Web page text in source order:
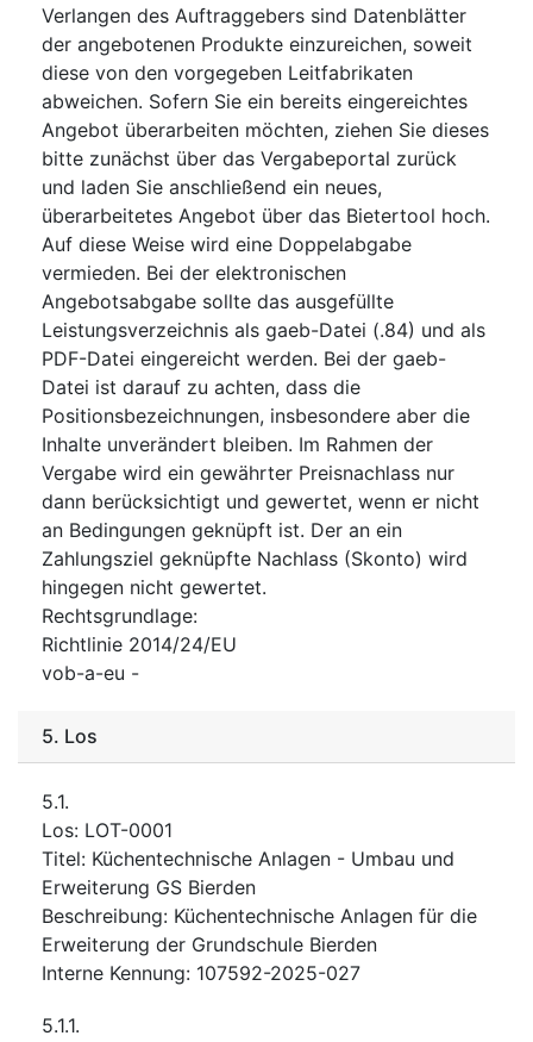
Verlangen des Auftraggebers sind Datenblätter
der angebotenen Produkte einzureichen, soweit
diese von den vorgegeben Leitfabrikaten
abweichen. Sofern Sie ein bereits eingereichtes
Angebot überarbeiten möchten, ziehen Sie dieses
bitte zunächst über das Vergabeportal zurück
und laden Sie anschließend ein neues,
überarbeitetes Angebot über das Bietertool hoch.
Auf diese Weise wird eine Doppelabgabe
vermieden. Bei der elektronischen
Angebotsabgabe sollte das ausgefüllte
Leistungsverzeichnis als gaeb-Datei (.84) und als
PDF-Datei eingereicht werden. Bei der gaeb-
Datei ist darauf zu achten, dass die
Positionsbezeichnungen, insbesondere aber die
Inhalte unverändert bleiben. Im Rahmen der
Vergabe wird ein gewährter Preisnachlass nur
dann berücksichtigt und gewertet, wenn er nicht
an Bedingungen geknüpft ist. Der an ein
Zahlungsziel geknüpfte Nachlass (Skonto) wird
hingegen nicht gewertet.
Rechtsgrundlage:
Richtlinie 2014/24/EU
vob-a-eu -
5. Los
5.1.
Los: LOT-0001
Titel: Küchentechnische Anlagen - Umbau und
Erweiterung GS Bierden
Beschreibung: Küchentechnische Anlagen für die
Erweiterung der Grundschule Bierden
Interne Kennung: 107592-2025-027
5.1.1.